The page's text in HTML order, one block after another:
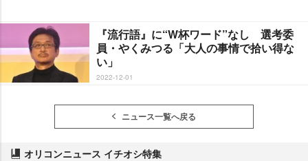
『流行語』に“W杯ワード”なし 選考委
員・やくみつる「大人の事情で拾い得な
い」
2022-12-01
ニュース一覧へ戻る
オリコンニュース イチオシ特集